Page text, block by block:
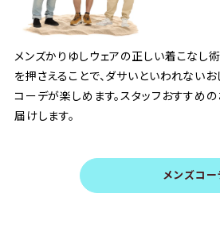
メンズかりゆしウェアの正しい着こなし
を押さえることで、ダサいといわれない
コーデが楽しめます。スタッフおすすめ
届けします。
メンズコー